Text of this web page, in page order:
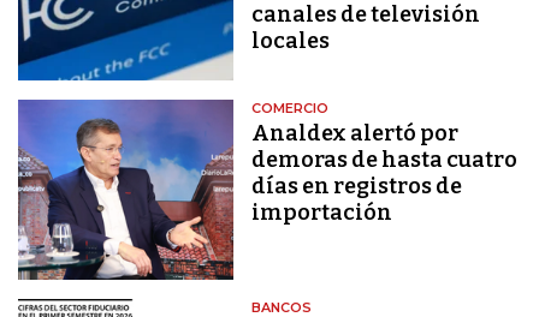
canales de televisión
locales
COMERCIO
Analdex alertó por
demoras de hasta cuatro
días en registros de
importación
BANCOS